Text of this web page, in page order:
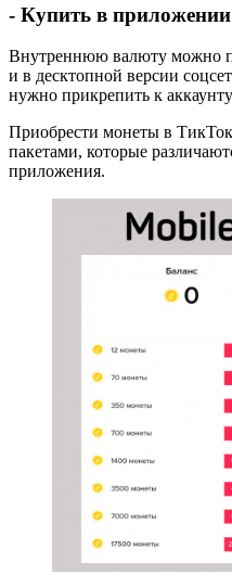
- Купить в приложении
Внутреннюю валюту можно
и в десктопной версии
нужно прикрепить к
Приобрести монеты в
пакетами, которые
приложения.